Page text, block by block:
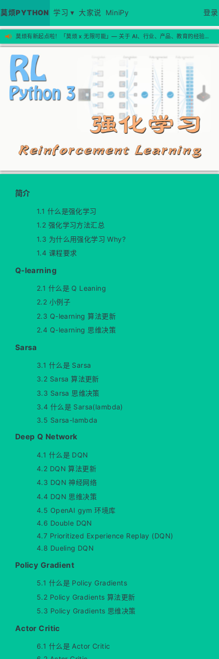
莫烦PYTHON 学习 ▾ 大家说 MiniPy 登录
📢 莫烦有新起点啦！「莫烦 x 无限可能」— 关于 AI、行业、产品、教育的经验思考，欢迎来新站看看 →
简介
1.1 什么是强化学习
1.2 强化学习方法汇总
1.3 为什么用强化学习 Why?
1.4 课程要求
Q-learning
2.1 什么是 Q Leaning
2.2 小例子
2.3 Q-learning 算法更新
2.4 Q-learning 思维决策
Sarsa
3.1 什么是 Sarsa
3.2 Sarsa 算法更新
3.3 Sarsa 思维决策
3.4 什么是 Sarsa(lambda)
3.5 Sarsa-lambda
Deep Q Network
4.1 什么是 DQN
4.2 DQN 算法更新
4.3 DQN 神经网络
4.4 DQN 思维决策
4.5 OpenAI gym 环境库
4.6 Double DQN
4.7 Prioritized Experience Replay (DQN)
4.8 Dueling DQN
Policy Gradient
5.1 什么是 Policy Gradients
5.2 Policy Gradients 算法更新
5.3 Policy Gradients 思维决策
Actor Critic
6.1 什么是 Actor Critic